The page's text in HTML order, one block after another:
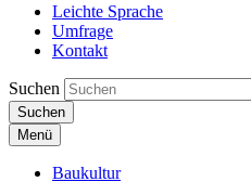
Leichte Sprache
Umfrage
Kontakt
Suchen
Suchen
Menü
Baukultur